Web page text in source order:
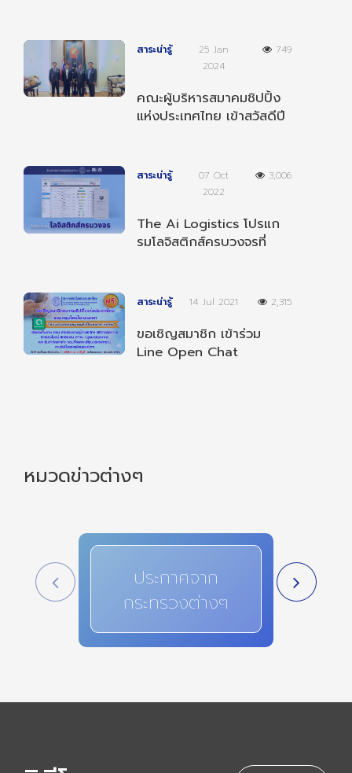
สาระน่ารู้
25 Jan
2024
749
คณะผู้บริหารสมาคมชิปปิ้ง
แห่งประเทศไทย เข้าสวัสดีปี
สาระน่ารู้
07 Oct
2022
3,006
The Ai Logistics โปรแก
รมโลจิสติกส์ครบวงจรที่
สาระน่ารู้ 14 Jul 2021 2,315
ขอเชิญสมาชิก เข้าร่วม
Line Open Chat
หมวดข่าวต่างๆ
ประกาศจาก
กระทรวงต่างๆ